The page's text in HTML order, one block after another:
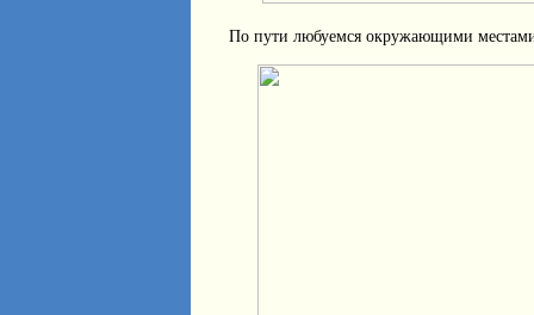
По пути любуемся окружающими